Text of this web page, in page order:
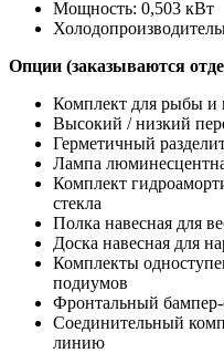
Мощность: 0,503 кВт
Опции (заказываются
Комплект для рыбы и
Высокий / низкий
Герметичный
Лампа
Комплект
стекла
Полка навесная для
Доска навесная для
Комплекты
подиумов
Фронтальный
Соединительный
линию